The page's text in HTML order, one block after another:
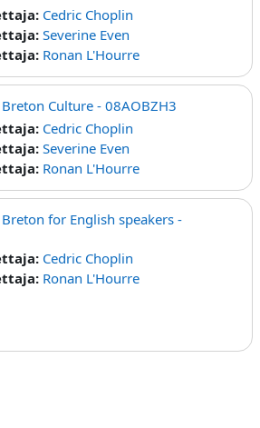
Cedric Choplin
Severine Even
Ronan L'Hourre
Culture - 08AOBZH3
Cedric Choplin
Severine Even
Ronan L'Hourre
for English speakers -
Cedric Choplin
Ronan L'Hourre